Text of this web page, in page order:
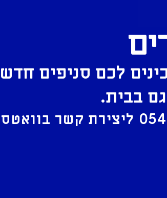
לכם סניפים
בבית.